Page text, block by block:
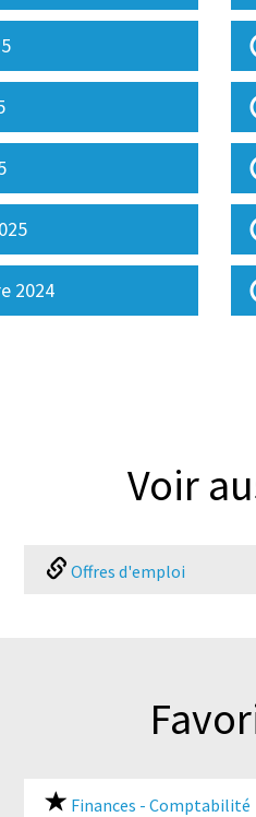
2024
Voir
Offres d'emploi
Finances - Comptabilité